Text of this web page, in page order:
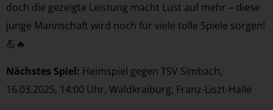
doch die gezeigte Leistung macht Lust auf mehr – diese
junge Mannschaft wird noch für viele tolle Spiele sorgen!
💪🔥
Nächstes Spiel: Heimspiel gegen TSV Simbach,
16.03.2025, 14:00 Uhr, Waldkraiburg, Franz-Liszt-Halle